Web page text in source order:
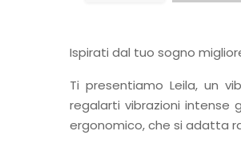
Ispirati dal tuo sogno
Ti presentiamo Leila, un
regalarti vibrazioni intense
ergonomico, che si adatta